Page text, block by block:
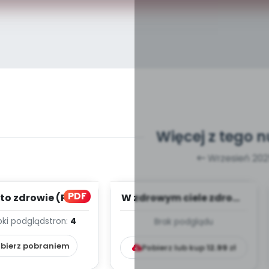
Więcej z tego
Wrzesień 2025
PDF
zdrowie (PD)
podglądstron: 4
pobraniem
W zdrowym ciele zdrowy
TYGODNIOWY ...
Brak podglądu
Pobierz lub kup12.99zł